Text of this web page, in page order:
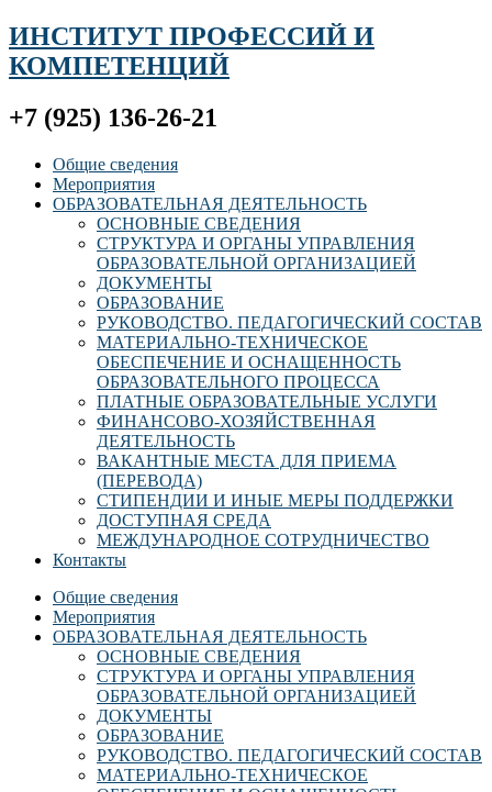
ИНСТИТУТ ПРОФЕССИЙ И
КОМПЕТЕНЦИЙ
+7 (925) 136-26-21
Общие сведения
Мероприятия
ОБРАЗОВАТЕЛЬНАЯ ДЕЯТЕЛЬНОСТЬ
ОСНОВНЫЕ СВЕДЕНИЯ
СТРУКТУРА И ОРГАНЫ УПРАВЛЕНИЯ
ОБРАЗОВАТЕЛЬНОЙ ОРГАНИЗАЦИЕЙ
ДОКУМЕНТЫ
ОБРАЗОВАНИЕ
РУКОВОДСТВО. ПЕДАГОГИЧЕСКИЙ СОСТАВ
МАТЕРИАЛЬНО-ТЕХНИЧЕСКОЕ
ОБЕСПЕЧЕНИЕ И ОСНАЩЕННОСТЬ
ОБРАЗОВАТЕЛЬНОГО ПРОЦЕССА
ПЛАТНЫЕ ОБРАЗОВАТЕЛЬНЫЕ УСЛУГИ
ФИНАНСОВО-ХОЗЯЙСТВЕННАЯ
ДЕЯТЕЛЬНОСТЬ
ВАКАНТНЫЕ МЕСТА ДЛЯ ПРИЕМА
(ПЕРЕВОДА)
СТИПЕНДИИ И ИНЫЕ МЕРЫ ПОДДЕРЖКИ
ДОСТУПНАЯ СРЕДА
МЕЖДУНАРОДНОЕ СОТРУДНИЧЕСТВО
Контакты
Общие сведения
Мероприятия
ОБРАЗОВАТЕЛЬНАЯ ДЕЯТЕЛЬНОСТЬ
ОСНОВНЫЕ СВЕДЕНИЯ
СТРУКТУРА И ОРГАНЫ УПРАВЛЕНИЯ
ОБРАЗОВАТЕЛЬНОЙ ОРГАНИЗАЦИЕЙ
ДОКУМЕНТЫ
ОБРАЗОВАНИЕ
РУКОВОДСТВО. ПЕДАГОГИЧЕСКИЙ СОСТАВ
МАТЕРИАЛЬНО-ТЕХНИЧЕСКОЕ